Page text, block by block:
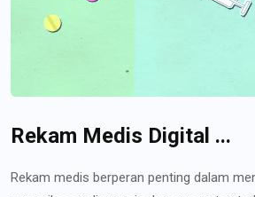
Rekam Medis Digital ...
Rekam medis berperan penting dalam